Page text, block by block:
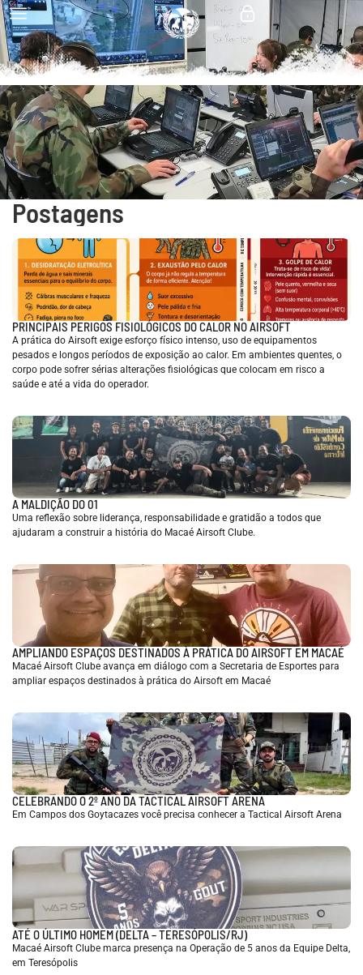
Postagens
PRINCIPAIS PERIGOS FISIOLÓGICOS DO CALOR NO AIRSOFT
A prática do Airsoft exige esforço físico intenso, uso de equipamentos
pesados e longos períodos de exposição ao calor. Em ambientes quentes, o
corpo pode sofrer sérias alterações fisiológicas que colocam em risco a
saúde e até a vida do operador.
A MALDIÇÃO DO 01
Uma reflexão sobre liderança, responsabilidade e gratidão a todos que
ajudaram a construir a história do Macaé Airsoft Clube.
AMPLIANDO ESPAÇOS DESTINADOS À PRÁTICA DO AIRSOFT EM MACAÉ
Macaé Airsoft Clube avança em diálogo com a Secretaria de Esportes para
ampliar espaços destinados à prática do Airsoft em Macaé
CELEBRANDO O 2º ANO DA TACTICAL AIRSOFT ARENA
Em Campos dos Goytacazes você precisa conhecer a Tactical Airsoft Arena
ATÉ O ÚLTIMO HOMEM (DELTA – TERESÓPOLIS/RJ)
Macaé Airsoft Clube marca presença na Operação de 5 anos da Equipe Delta,
em Teresópolis